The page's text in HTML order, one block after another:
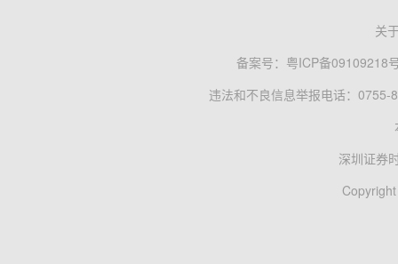
关
备案号： 粤ICP备09109218
违法和不良信息举报电话：0755-
深圳证券